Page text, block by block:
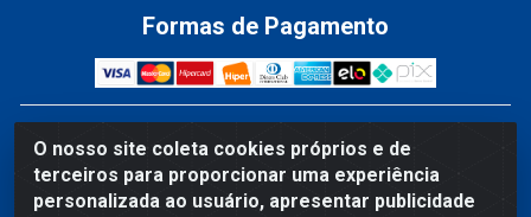
O nosso site coleta cookies próprios e de
terceiros para proporcionar uma experiência
personalizada ao usuário, apresentar publicidade
Formas de Pagamento
Fribel Comercio de Alimentos LTDA - Travessa Pedro
Marques de Mesquita, 707 - Bairro Centro, Marituba/PA -
CEP 67200-000 - CNPJ 06.035.543/0001-20